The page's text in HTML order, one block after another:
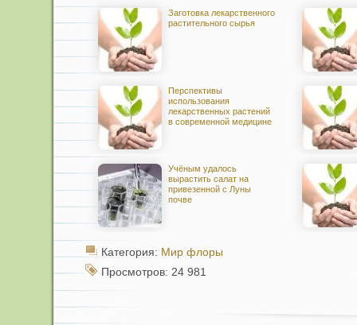
Заготовка лекарственного
растительного сырья
Перспективы
использования
лекарственных растений
в современной медицине
Учёным удалось
вырастить салат на
привезенной с Луны
почве
Категория: Мир флоры
Просмотров: 24 981